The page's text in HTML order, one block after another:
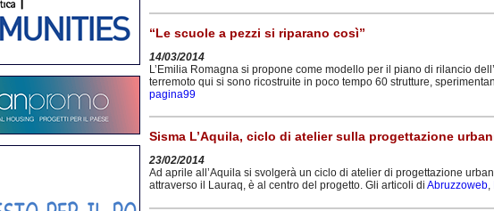
“Le scuole a pezzi si riparano così”
14/03/2014
L’Emilia Romagna si propone come modello per il piano di rilancio
terremoto qui si sono ricostruite in poco tempo 60 strutture,
pagina99
Sisma L’Aquila, ciclo di atelier sulla progettazione
23/02/2014
Ad aprile all’Aquila si svolgerà un ciclo di atelier di progettazione
attraverso il Lauraq, è al centro del progetto. Gli articoli di Abruzzoweb,